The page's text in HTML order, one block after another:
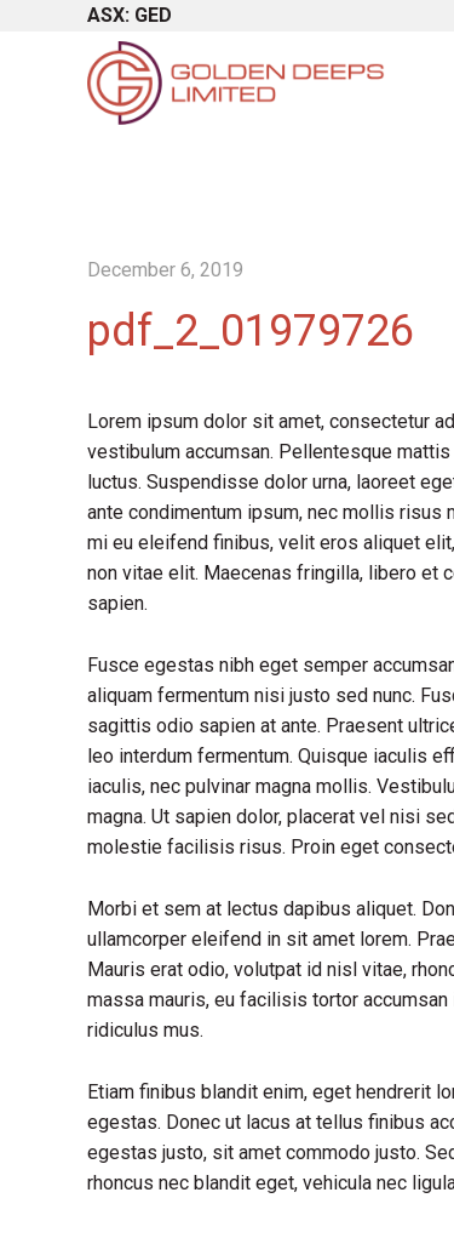
ASX: GED
December 6, 2019
pdf_2_01979726
Lorem ipsum dolor sit amet, consectetur
vestibulum accumsan. Pellentesque
luctus. Suspendisse dolor urna, laoreet
ante condimentum ipsum, nec mollis risus
mi eu eleifend finibus, velit eros aliquet
non vitae elit. Maecenas fringilla, libero et
sapien.
Fusce egestas nibh eget semper
aliquam fermentum nisi justo sed nunc.
sagittis odio sapien at ante. Praesent
leo interdum fermentum. Quisque iaculis
iaculis, nec pulvinar magna mollis.
magna. Ut sapien dolor, placerat vel nisi
molestie facilisis risus. Proin eget
Morbi et sem at lectus dapibus aliquet.
ullamcorper eleifend in sit amet lorem.
Mauris erat odio, volutpat id nisl vitae,
massa mauris, eu facilisis tortor
ridiculus mus.
Etiam finibus blandit enim, eget hendrerit
egestas. Donec ut lacus at tellus finibus
egestas justo, sit amet commodo justo.
rhoncus nec blandit eget, vehicula nec